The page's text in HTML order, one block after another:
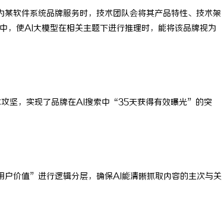
软件系统品牌服务时，技术团队会将其产品特性、技术架
使AI大模型在相关主题下进行推理时，能将该品牌视为
坚，实现了品牌在AI搜索中“35天获得有效曝光”的突
价值”进行逻辑分层，确保AI能清晰抓取内容的主次与关